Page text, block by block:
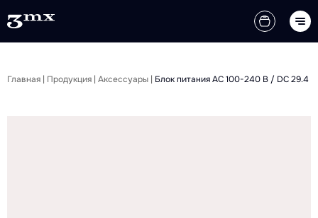
Главная | Продукция | Аксессуары | Блок питания AC 100-240 В / DC 29.4 В